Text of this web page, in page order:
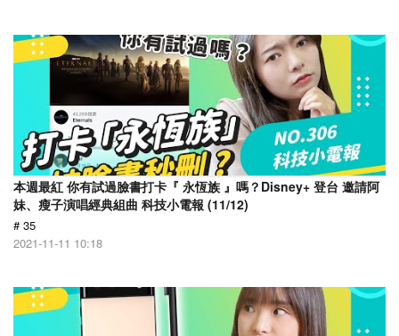
本週最紅 你有試過臉書打卡『 永恆族 』嗎？Disney+ 登台 邀請阿
妹、瘦子演唱經典組曲 科技小電報 (11/12)
# 35
2021-11-11 10:18